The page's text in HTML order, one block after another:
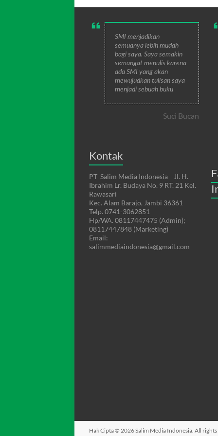
SMI menjadikan
semuanya lebih mudah
bagi saya. Saya semakin
semangat menulis karena
ada SMI yang akan
mewujudkan tulisan saya
menjadi sebuah buku
Suci Bucan
Kontak
PT Salim Media Indonesia Jl. H.
Ibrahim Lr. Budaya No. 9 RT. 21 Kel.
Rawasari
Kec. Alam Barajo, Jambi 36361
Telp. 0741-3062851
Hp/WA. 08117447475 (Admin);
08117447848 (Marketing)
Email:
salimmediaindonesia@gmail.com
Hak Cipta © 2026Salim Media Indonesia. All